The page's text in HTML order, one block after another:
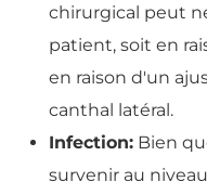
chirurgical peut
patient, soit en
en raison d'un
canthal latéral.
Infection: Bien
survenir au